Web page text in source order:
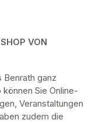
VON
Benrath ganz
Sie Online-
Veranstaltungen
zudem die